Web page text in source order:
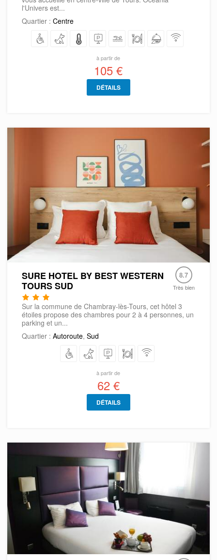
l'Univers est...
Quartier : Centre
à partir de
105 €
DÉTAILS
SURE HOTEL BY BEST WESTERN
TOURS SUD
8.7
Très bien
Sur la commune de Chambray-lès-Tours, cet hôtel 3
étoiles propose des chambres pour 2 à 4 personnes, un
parking et un...
Quartier : Autoroute, Sud
à partir de
62 €
DÉTAILS